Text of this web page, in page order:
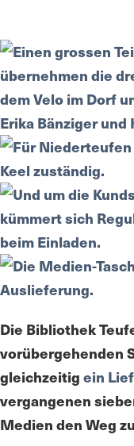
Die Bibliothek
vorübergehenden
gleichzeitig ein
vergangenen
Medien den Weg